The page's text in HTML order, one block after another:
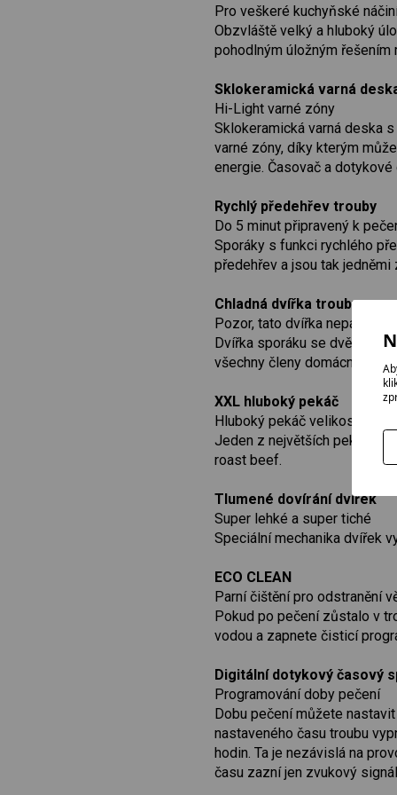
Pro veškeré kuchyňské
Obzvláště velký a hluboký
pohodlným úložným řešením
Sklokeramická varná
Hi-Light varné zóny
Sklokeramická varná deska
varné zóny, díky kterým
energie. Časovač a
Rychlý předehřev trouby
Do 5 minut připravený k
Sporáky s funkci rychlého
předehřev a jsou tak jedněmi
Chladná dvířka trouby
Pozor, tato dvířka nepálí
Dvířka sporáku se dvěma
všechny členy domácnosti
XXL hluboký pekáč
Hluboký pekáč velikosti XXL
Jeden z největších pekáčů
roast beef.
Tlumené dovírání dvířek
Super lehké a super tiché
Speciální mechanika dvířek
ECO CLEAN
Parní čištění pro odstranění
Pokud po pečení zůstalo v
vodou a zapnete čisticí
Digitální dotykový časový
Programování doby pečení
Dobu pečení můžete
nastaveného času troubu
hodin. Ta je nezávislá na
času zazní jen zvukový